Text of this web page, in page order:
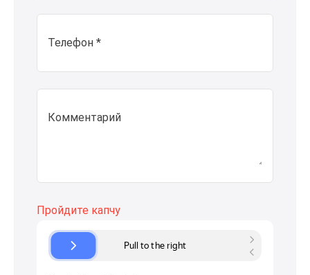
Телефон *
Комментарий